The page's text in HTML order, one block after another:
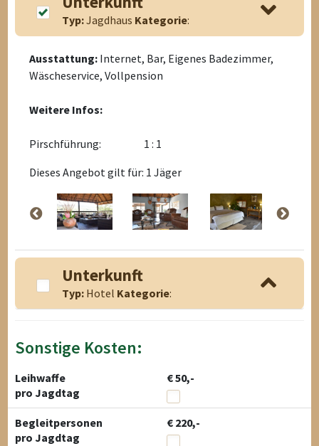
Typ:Jagdhaus Kategorie:
Ausstattung: Internet, Bar, Eigenes Badezimmer,
Wäscheservice, Vollpension
Weitere Infos:
Pirschführung:
1 : 1
Dieses Angebot gilt für: 1 Jäger
Unterkunft
Typ: Hotel Kategorie:
Sonstige Kosten:
Leihwaffe
€ 50,-
pro Jagdtag
Begleitpersonen
€ 220,-
pro Jagdtag